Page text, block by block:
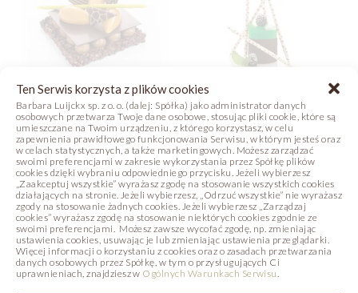
Ten Serwis korzysta z plików cookies
Barbara Luijckx sp. z o. o. (dalej: Spółka) jako administrator danych
osobowych przetwarza Twoje dane osobowe, stosując pliki cookie, które są
umieszczane na Twoim urządzeniu, z którego korzystasz, w celu
zapewnienia prawidłowego funkcjonowania Serwisu, w którym jesteś oraz
w celach statystycznych, a także marketingowych. Możesz zarządzać
swoimi preferencjami w zakresie wykorzystania przez Spółkę plików
cookies dzięki wybraniu odpowiedniego przycisku. Jeżeli wybierzesz
„Zaakceptuj wszystkie” wyrażasz zgodę na stosowanie wszystkich cookies
działających na stronie. Jeżeli wybierzesz, „Odrzuć wszystkie” nie wyrażasz
zgody na stosowanie żadnych cookies. Jeżeli wybierzesz „Zarządzaj
cookies” wyrażasz zgodę na stosowanie niektórych cookies zgodnie ze
swoimi preferencjami. Możesz zawsze wycofać zgodę, np. zmieniając
ustawienia cookies, usuwając je lub zmieniając ustawienia przeglądarki.
Więcej informacji o korzystaniu z cookies oraz o zasadach przetwarzania
danych osobowych przez Spółkę, w tym o przysługujących Ci
uprawnieniach, znajdziesz w Ogólnych Warunkach Serwisu
KAWOWE SAFARI
Zdjęcie
DESER ROYAL
Zdjęcie Receptura
PODOBNE PRODUKTY
Poniżej prezentujemy produkty, które mogą